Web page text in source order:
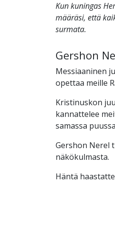
Kun kuningas
määräsi, että
surmata.
Gershon
Messiaaninen
opettaa meille
Kristinuskon
kannattelee
samassa
Gershon Nerel
näkökulmasta.
Häntä